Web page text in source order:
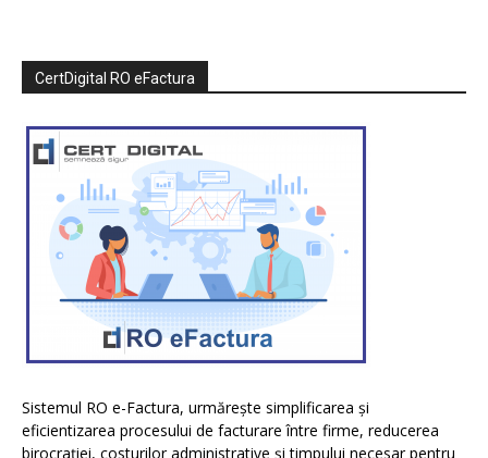
CertDigital RO eFactura
Sistemul RO e-Factura, urmărește simplificarea și
eficientizarea procesului de facturare între firme, reducerea
birocrației, costurilor administrative și timpului necesar pentru